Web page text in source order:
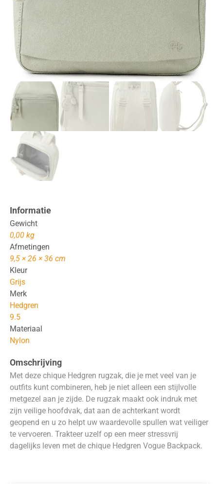
Informatie
Gewicht
0,00 kg
Afmetingen
9,5 × 26 × 36 cm
Kleur
Grijs
Merk
Hedgren
9.5
Materiaal
Nylon
Omschrijving
Met deze chique Hedgren rugzak, die je met veel van je
outfits kunt combineren, heb je niet alleen een stijlvolle
metgezel aan je zijde. De rugzak maakt ook indruk met
zijn veilige hoofdvak, dat aan de achterkant wordt
geopend en u zo helpt uw waardevolle spullen wat veiliger
te vervoeren. Trakteer uzelf op een meer stressvrij
dagelijks leven met de chique Hedgren Vogue Backpack.